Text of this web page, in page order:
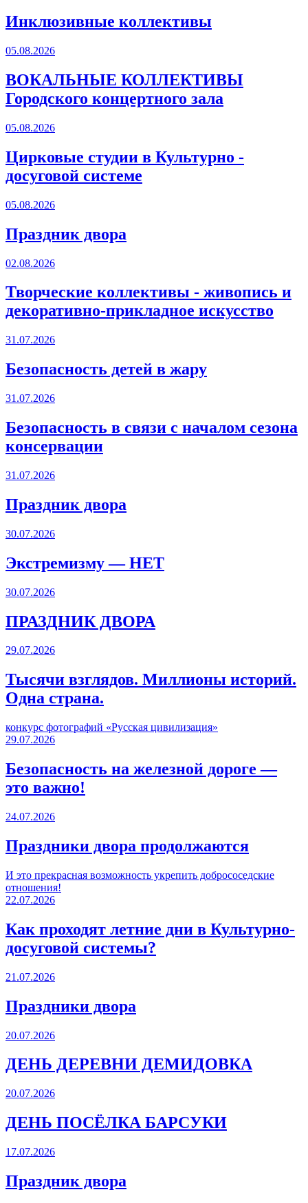
Инклюзивные коллективы
05.08.2026
ВОКАЛЬНЫЕ КОЛЛЕКТИВЫ
Городского концертного зала
05.08.2026
Цирковые студии в Культурно -
досуговой системе
05.08.2026
Праздник двора
02.08.2026
Творческие коллективы - живопись и
декоративно-прикладное искусство
31.07.2026
Безопасность детей в жару
31.07.2026
Безопасность в связи с началом сезона
консервации
31.07.2026
Праздник двора
30.07.2026
Экстремизму — НЕТ
30.07.2026
ПРАЗДНИК ДВОРА️
29.07.2026
Тысячи взглядов. Миллионы историй.
Одна страна.
конкурс фотографий «Русская цивилизация»
29.07.2026
Безопасность на железной дороге —
это важно!
24.07.2026
Праздники двора продолжаются
И это прекрасная возможность укрепить добрососедские
отношения!
22.07.2026
Как проходят летние дни в Культурно-
досуговой системы?
21.07.2026
Праздники двора
20.07.2026
ДЕНЬ ДЕРЕВНИ ДЕМИДОВКА
20.07.2026
ДЕНЬ ПОСЁЛКА БАРСУКИ
17.07.2026
Праздник двора